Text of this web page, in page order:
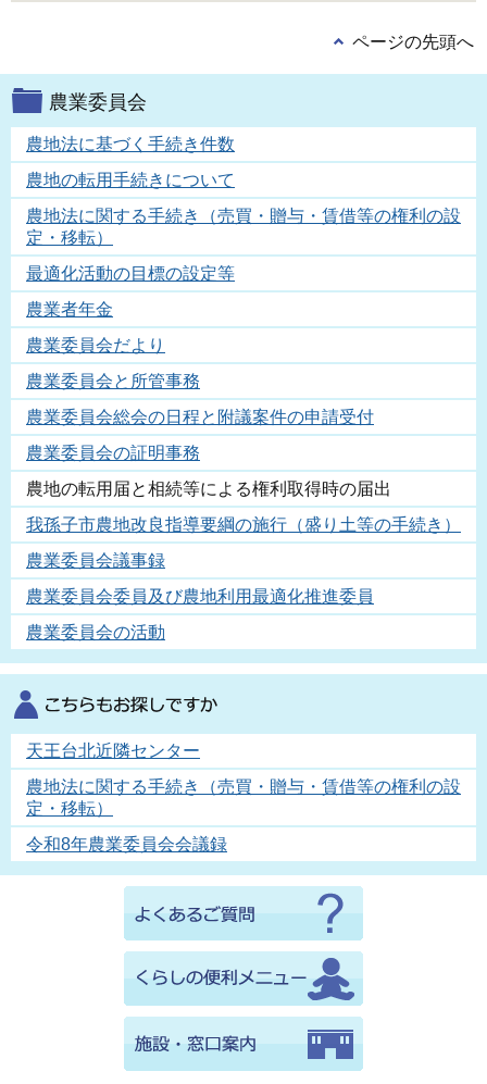
ページの先頭へ
農業委員会
農地法に基づく手続き件数
農地の転用手続きについて
農地法に関する手続き（売買・贈与・賃借等の権利の設
定・移転）
最適化活動の目標の設定等
農業者年金
農業委員会だより
農業委員会と所管事務
農業委員会総会の日程と附議案件の申請受付
農業委員会の証明事務
農地の転用届と相続等による権利取得時の届出
我孫子市農地改良指導要綱の施行（盛り土等の手続き）
農業委員会議事録
農業委員会委員及び農地利用最適化推進委員
農業委員会の活動
天王台北近隣センター
農地法に関する手続き（売買・贈与・賃借等の権利の設
定・移転）
令和8年農業委員会会議録